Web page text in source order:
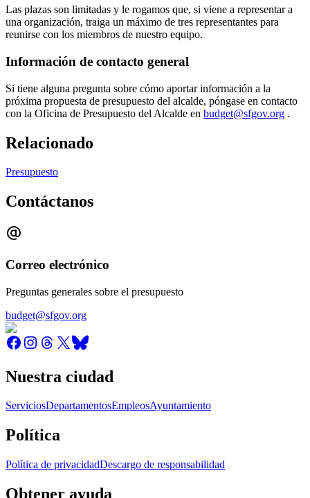
Las plazas son limitadas y le rogamos que, si viene a representar a
una organización, traiga un máximo de tres representantes para
reunirse con los miembros de nuestro equipo.
Información de contacto general
Si tiene alguna pregunta sobre cómo aportar información a la
próxima propuesta de presupuesto del alcalde, póngase en contacto
con la Oficina de Presupuesto del Alcalde en budget@sfgov.org .
Relacionado
Presupuesto
Contáctanos
Correo electrónico
Preguntas generales sobre el presupuesto
budget@sfgov.org
Nuestra ciudad
ServiciosDepartamentosEmpleosAyuntamiento
Política
Política de privacidadDescargo de responsabilidad
Obtener ayuda